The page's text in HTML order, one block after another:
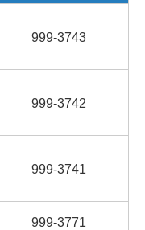
999-3743
999-3742
999-3741
999-3771